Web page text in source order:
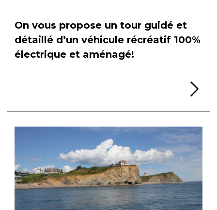
On vous propose un tour guidé et
détaillé d’un véhicule récréatif 100%
électrique et aménagé!